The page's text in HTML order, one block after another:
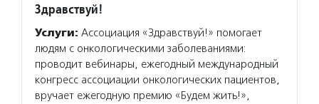
Здравствуй!
Услуги: Ассоциация «Здравствуй!» помогает
людям с онкологическими заболеваниями:
проводит вебинары, ежегодный международный
конгресс ассоциации онкологических пациентов,
вручает ежегодную премию «Будем жить!»,